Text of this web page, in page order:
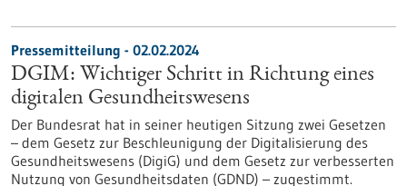
Pressemitteilung - 02.02.2024
DGIM: Wichtiger Schritt in Richtung eines
digitalen Gesundheitswesens
Der Bundesrat hat in seiner heutigen Sitzung zwei Gesetzen
– dem Gesetz zur Beschleunigung der Digitalisierung des
Gesundheitswesens (DigiG) und dem Gesetz zur verbesserten
Nutzung von Gesundheitsdaten (GDND) – zugestimmt.